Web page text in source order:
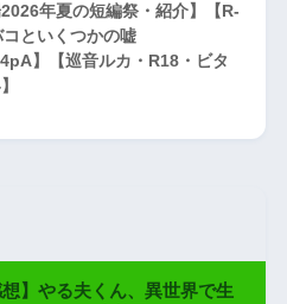
2026年夏の短編祭・紹介】【R-
といくつかの嘘
】【巡音ルカ・R18・ビタ